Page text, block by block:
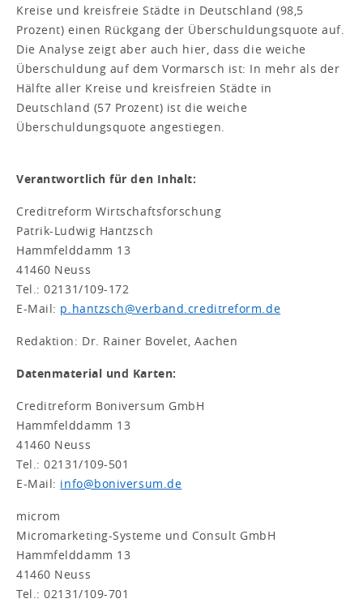
Kreise und kreisfreie Städte in Deutschland (98,5
Prozent) einen Rückgang der Überschuldungsquote auf.
Die Analyse zeigt aber auch hier, dass die weiche
Überschuldung auf dem Vormarsch ist: In mehr als der
Hälfte aller Kreise und kreisfreien Städte in
Deutschland (57 Prozent) ist die weiche
Überschuldungsquote angestiegen.
Verantwortlich für den Inhalt:
Creditreform Wirtschaftsforschung
Patrik-Ludwig Hantzsch
Hammfelddamm 13
41460 Neuss
Tel.: 02131/109-172
E-Mail: p.hantzsch@verband.creditreform.de
Redaktion: Dr. Rainer Bovelet, Aachen
Datenmaterial und Karten:
Creditreform Boniversum GmbH
Hammfelddamm 13
41460 Neuss
Tel.: 02131/109-501
E-Mail: info@boniversum.de
microm
Micromarketing-Systeme und Consult GmbH
Hammfelddamm 13
41460 Neuss
Tel.: 02131/109-701